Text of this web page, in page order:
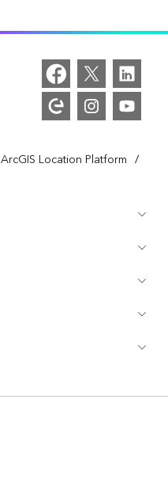
ArcGIS Location Platform /